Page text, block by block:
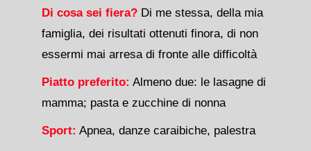
Di cosa sei fiera?Di me stessa, della mia
famiglia, dei risultati ottenuti finora, di non
essermi mai arresa di fronte alle difficoltà
Piatto preferito: Almeno due: le lasagne di
mamma; pasta e zucchine di nonna
Sport: Apnea, danze caraibiche, palestra